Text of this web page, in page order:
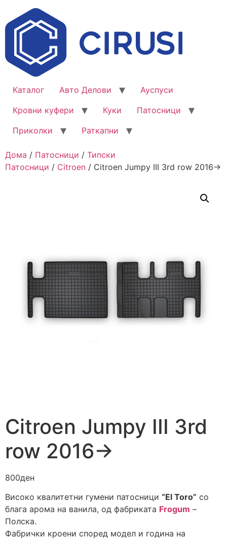
Каталог Авто Делови
Ауспуси
Кровни куфери
Куки
Патосници
Приколки
Раткапни
Дома / Патосници / Типски
Патосници / Citroen / Citroen Jumpy III 3rd row 2016->
Citroen Jumpy III 3rd
row 2016->
800ден
Високо квалитетни гумени патосници “El Toro” со
блага арома на ванила, од фабриката Frogum –
Полска.
Фабрички кроени според модел и година на